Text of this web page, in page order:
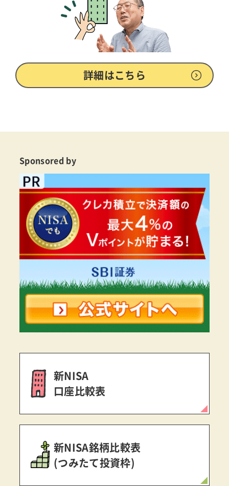
詳細はこちら
Sponsored by
新NISA
口座比較表
新NISA銘柄比較表
(つみたて投資枠)